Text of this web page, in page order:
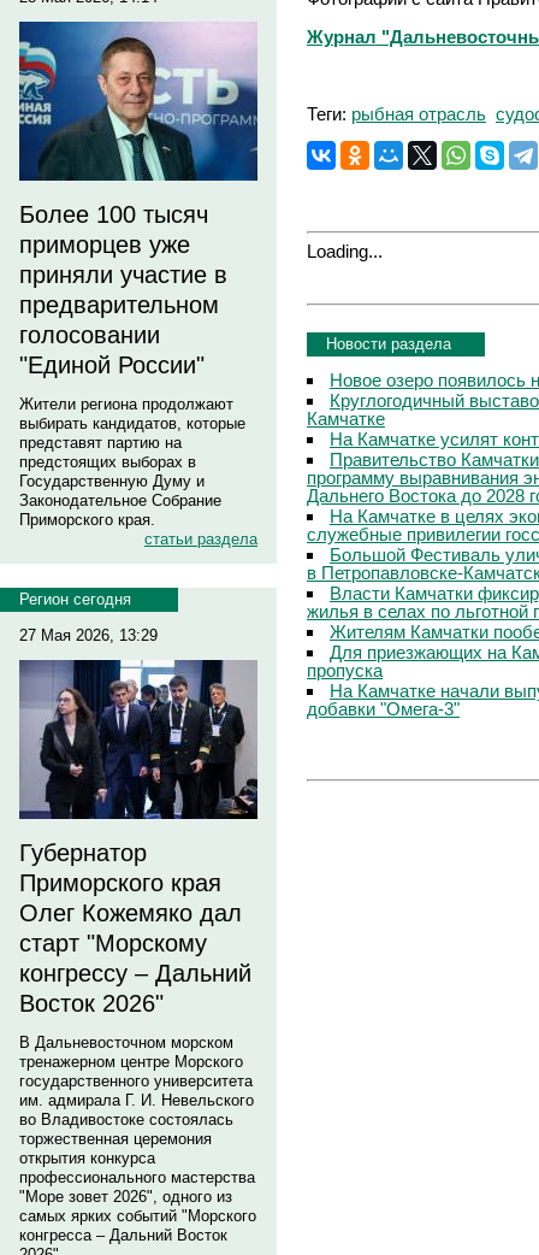
Более 100 тысяч
приморцев уже
приняли участие в
предварительном
голосовании
"Единой России"
Жители региона продолжают
выбирать кандидатов, которые
представят партию на
предстоящих выборах в
Государственную Думу и
Законодательное Собрание
Приморского края.
статьи раздела
Регион сегодня
27 Мая 2026, 13:29
Губернатор
Приморского края
Олег Кожемяко дал
старт "Морскому
конгрессу – Дальний
Восток 2026"
В Дальневосточном морском
тренажерном центре Морского
государственного университета
им. адмирала Г. И. Невельского
во Владивостоке состоялась
торжественная церемония
открытия конкурса
профессионального мастерства
"Море зовет 2026", одного из
самых ярких событий "Морского
конгресса – Дальний Восток
Журнал
Теги: рыбная отрасль
Loading...
Новости раздела
Новое озеро появилось
Круглогодичный
Камчатке
На Камчатке усилят
Правительство
программу выравнивания
Дальнего Востока до 2028
На Камчатке в целях
служебные привилегии
Большой Фестиваль
в Петропавловске-
Власти Камчатки
жилья в селах по льготной
Жителям Камчатки
Для приезжающих на
пропуска
На Камчатке начали
добавки "Омега-3"